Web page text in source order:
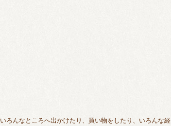
いろんなところへ出かけたり、買い物をしたり、いろんな経